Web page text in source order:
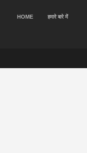
HOME हमारे बारे में